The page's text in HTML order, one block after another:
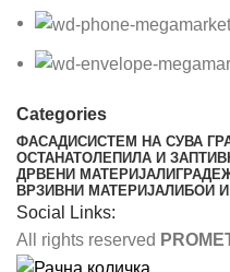
Categories
ФАСАДИСИСТЕМ НА СУВА
ОСТАНАТОЛЕПИЛА И
ДРВЕНИ МАТЕРИЈАЛИ
ВРЗИВНИ МАТЕРИЈАЛИ БОИ
Social Links:
All rights reserved